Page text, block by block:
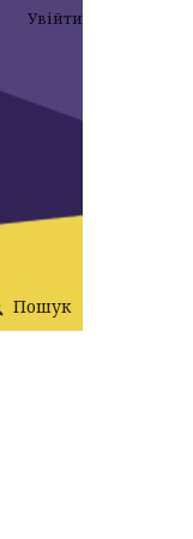
Пошук
Увійти